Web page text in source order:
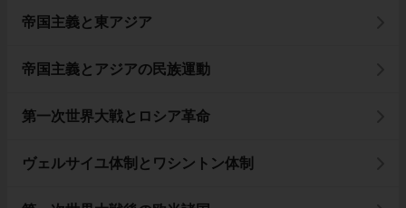
帝国主義と東アジア
帝国主義とアジアの民族運動
第一次世界大戦とロシア革命
ヴェルサイユ体制とワシントン体制